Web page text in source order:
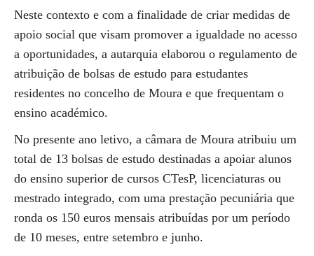
Neste contexto e com a finalidade de criar medidas de
apoio social que visam promover a igualdade no acesso
a oportunidades, a autarquia elaborou o regulamento de
atribuição de bolsas de estudo para estudantes
residentes no concelho de Moura e que frequentam o
ensino académico.
No presente ano letivo, a câmara de Moura atribuiu um
total de 13 bolsas de estudo destinadas a apoiar alunos
do ensino superior de cursos CTesP, licenciaturas ou
mestrado integrado, com uma prestação pecuniária que
ronda os 150 euros mensais atribuídas por um período
de 10 meses, entre setembro e junho.